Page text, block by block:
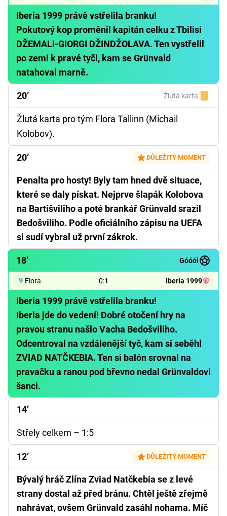
Iberia 1999 právě vstřelila branku!
Pokutový kop proměnil kapitán celku z Tbilisi
DŽEMALI-GIORGI DŽINDŽOLAVA. Ten vystřelil
po zemi k pravé tyči, kam se Grünvald
natahoval marně.
20’ Žlutá karta
Žlutá karta pro tým Flora Tallinn (Michail
Kolobov).
20’ DŮLEŽITÝ MOMENT
Penalta pro hosty! Byly tam hned dvě situace,
které se daly pískat. Nejprve šlapák Kolobova
na Bartišviliho a poté brankář Grünvald srazil
Bedošviliho. Podle oficiálního zápisu na UEFA
si sudí vybral už první zákrok.
18’ Góóól
Flora 0:1 Iberia 1999
Iberia 1999 právě vstřelila branku!
Iberia jde do vedení! Dobré otočení hry na
pravou stranu našlo Vacha Bedošviliho.
Odcentroval na vzdálenější tyč, kam si seběhl
ZVIAD NATČKEBIA. Ten si balón srovnal na
pravačku a ranou pod břevno nedal Grünvaldovi
šanci.
14’
Střely celkem – 1:5
12’ DŮLEŽITÝ MOMENT
Bývalý hráč Zlína Zviad Natčkebia se z levé
strany dostal až před bránu. Chtěl ještě zřejmě
nahrávat, ovšem Grünvald zasáhl nohama. Míč